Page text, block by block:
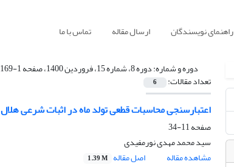
راهنمای نویسندگان ارسال مقاله تماس با ما
دوره و شماره:دوره 8، شماره 15، فروردین 1400، صفحه 1-169
تعداد مقالات: 6
اعتبارسنجی محاسبات قطعی تولد ماه در اثبات شرعی هلال
صفحه11-34
سید محمد مهدی نورمفیدی
مشاهده مقاله
اصل مقاله 1.39 M